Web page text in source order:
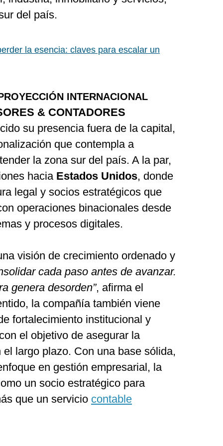
del país.
la esencia: claves para escalar un
INTERNACIONAL
& CONTADORES
su presencia fuera de la capital,
que contempla a
la zona sur del país. A la par,
hacia Estados Unidos, donde
legal y socios estratégicos que
operaciones binacionales desde
y procesos digitales.
visión de crecimiento ordenado y
cada paso antes de avanzar.
genera desorden”, afirma el
la compañía también viene
fortalecimiento institucional y
el objetivo de asegurar la
largo plazo. Con una base sólida,
en gestión empresarial, la
un socio estratégico para
que un servicio contable